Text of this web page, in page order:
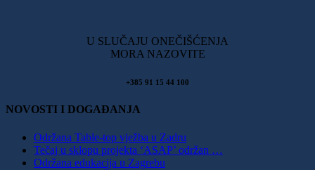
U SLUČAJU ONEČIŠĆENJA
MORA NAZOVITE
+385 91 15 44 100
NOVOSTI I DOGAĐANJA
Održana Table-top vježba u Zadru
Tečaj u sklopu projekta ‘ASAP’ održan …
Održana edukacija u Zagrebu